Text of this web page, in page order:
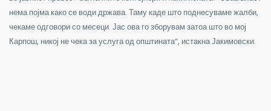
нема појма како се води држава. Таму каде што поднесуваме жалби,
чекаме одговори со месеци. Јас ова го зборувам затоа што во мој
Карпош, никој не чека за услуга од општината“, истакна Јакимовски.